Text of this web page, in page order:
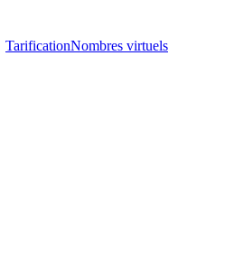
TarificationNombres virtuels